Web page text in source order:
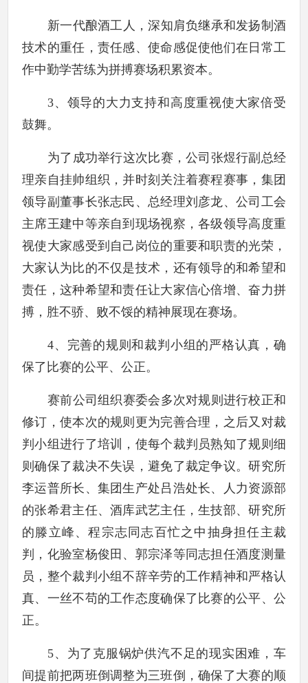
新一代酿酒工人，深知肩负继承和发扬制酒
技术的重任，责任感、使命感促使他们在日常工
作中勤学苦练为拼搏赛场积累资本。
3、领导的大力支持和高度重视使大家倍受
鼓舞。
为了成功举行这次比赛，公司张煜行副总经
理亲自挂帅组织，并时刻关注着赛程赛事，集团
领导副董事长张志民、总经理刘彦龙、公司工会
主席王建中等亲自到现场视察，各级领导高度重
视使大家感受到自己岗位的重要和职责的光荣，
大家认为比的不仅是技术，还有领导的和希望和
责任，这种希望和责任让大家信心倍增、奋力拼
搏，胜不骄、败不馁的精神展现在赛场。
4、完善的规则和裁判小组的严格认真，确
保了比赛的公平、公正。
赛前公司组织赛委会多次对规则进行校正和
修订，使本次的规则更为完善合理，之后又对裁
判小组进行了培训，使每个裁判员熟知了规则细
则确保了裁决不失误，避免了裁定争议。研究所
李运普所长、集团生产处吕浩处长、人力资源部
的张希君主任、酒库武艺主任，生技部、研究所
的滕立峰、程宗志同志百忙之中抽身担任主裁
判，化验室杨俊田、郭宗泽等同志担任酒度测量
员，整个裁判小组不辞辛劳的工作精神和严格认
真、一丝不苟的工作态度确保了比赛的公平、公
正。
5、为了克服锅炉供汽不足的现实困难，车
间提前把两班倒调整为三班倒，确保了大赛的顺